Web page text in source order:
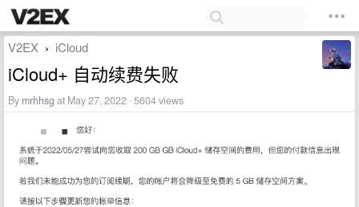
V2EX › iCloud
iCloud+ 自动续费失败
By mrhhsg at May 27, 2022 · 5604 views